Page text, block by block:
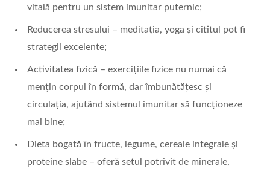
vitală pentru un sistem imunitar puternic;
Reducerea stresului – meditația, yoga și cititul pot fi
strategii excelente;
Activitatea fizică – exercițiile fizice nu numai că
mențin corpul în formă, dar îmbunătățesc și
circulația, ajutând sistemul imunitar să funcționeze
mai bine;
Dieta bogată în fructe, legume, cereale integrale și
proteine slabe – oferă setul potrivit de minerale,